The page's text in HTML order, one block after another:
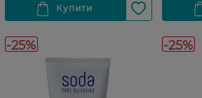
-25% -25%